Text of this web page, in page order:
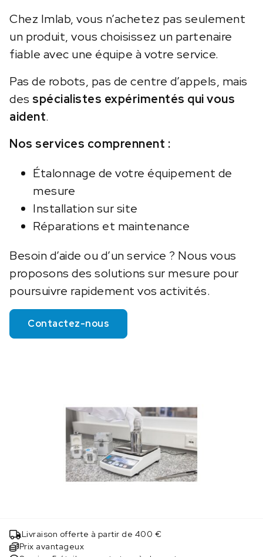
Chez Imlab, vous n’achetez pas seulement
un produit, vous choisissez un partenaire
fiable avec une équipe à votre service.
Pas de robots, pas de centre d’appels, mais
des spécialistes expérimentés qui vous
aident.
Nos services comprennent :
Étalonnage de votre équipement de
mesure
Installation sur site
Réparations et maintenance
Besoin d’aide ou d’un service ? Nous vous
proposons des solutions sur mesure pour
poursuivre rapidement vos activités.
Contactez-nous
Livraison offerte à partir de 400 €
Prix avantageux